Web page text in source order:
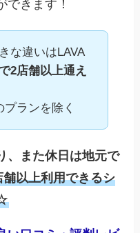
できます！
な違いはLAVA
2店舗以上通え
プランを除く
、また休日は地元で
舗以上利用できるシ